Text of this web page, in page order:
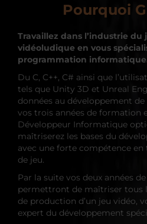
Pourquoi
Travaillez dans l’industrie du
vidéoludique en vous
programmation
Du C, C++, C# ainsi que
tels que Unity 3D et Unreal
données au développement de
vos trois années de formation
Développeur Informatique
maîtriserez les bases du
avec une forte compétence
de jeu.
Par la suite vos deux années
permettront de maîtriser tous
de production d’un jeu vidéo,
expert du développement